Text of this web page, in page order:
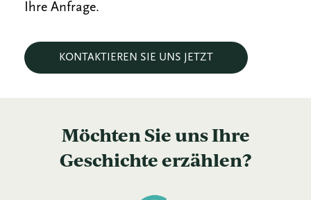
Ihre Anfrage.
KONTAKTIEREN SIE UNS JETZT
Möchten Sie uns Ihre
Geschichte erzählen?